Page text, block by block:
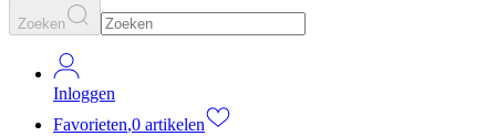
Zoeken
Inloggen
Favorieten,0 artikelen